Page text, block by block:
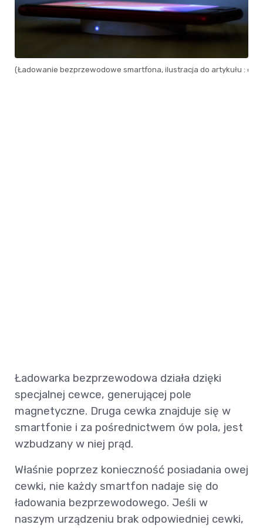
(Ładowanie bezprzewodowe smartfona, ilustracja do artykułu :
Ładowarka bezprzewodowa działa dzięki
specjalnej cewce, generującej pole
magnetyczne. Druga cewka znajduje się w
smartfonie i za pośrednictwem ów pola, jest
wzbudzany w niej prąd.
Właśnie poprzez konieczność posiadania owej
cewki, nie każdy smartfon nadaje się do
ładowania bezprzewodowego. Jeśli w
naszym urządzeniu brak odpowiedniej cewki,